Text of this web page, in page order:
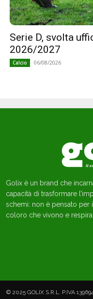
Serie D, svolta
2026/2027
Calcio 06/08/2026
Golix è un brand che
capacità di trasformare
schemi: non è pensato per
coloro che vivono e
© 2025 GOLIX S.R.L. P.IVA